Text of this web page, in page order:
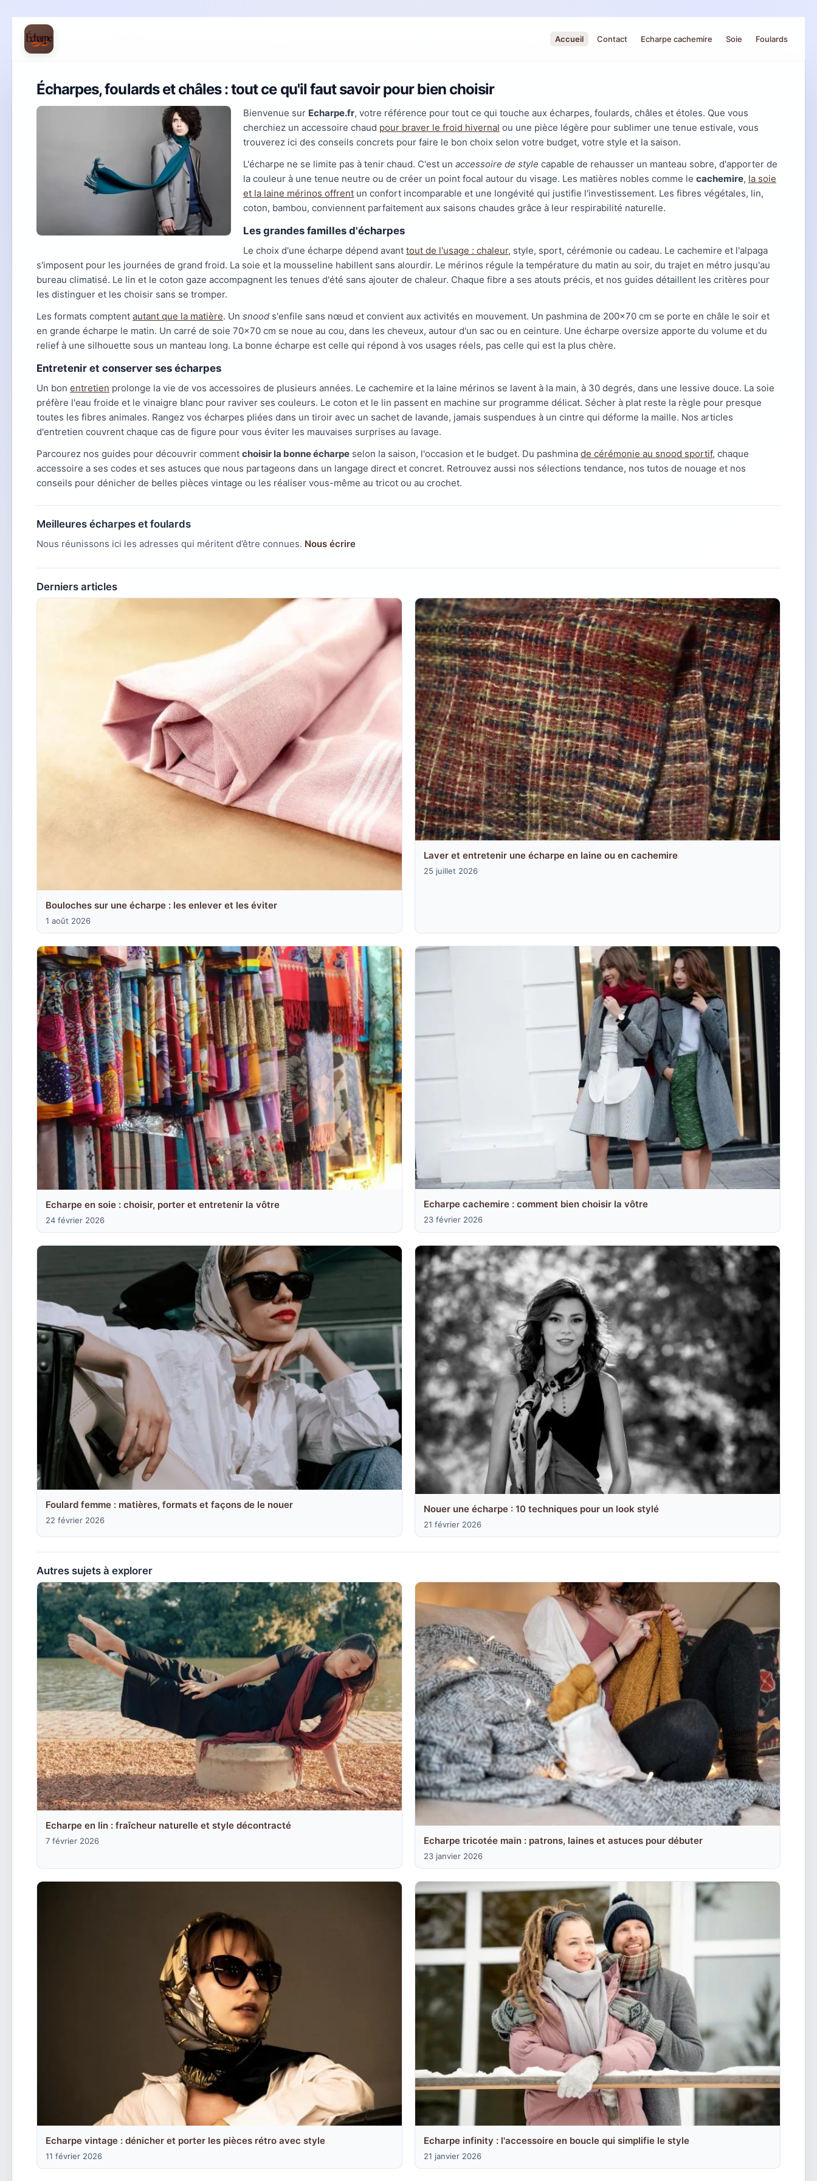
Accueil Contact Echarpe cachemire Soie Foulards
Écharpes, foulards et châles : tout ce qu'il faut savoir pour bien choisir
Bienvenue sur Echarpe.fr, votre référence pour tout ce qui touche aux écharpes, foulards, châles et étoles. Que vous
cherchiez un accessoire chaud pour braver le froid hivernal ou une pièce légère pour sublimer une tenue estivale, vous
trouverez ici des conseils concrets pour faire le bon choix selon votre budget, votre style et la saison.
L'écharpe ne se limite pas à tenir chaud. C'est un accessoire de style capable de rehausser un manteau sobre, d'apporter de
la couleur à une tenue neutre ou de créer un point focal autour du visage. Les matières nobles comme le cachemire, la soie
et la laine mérinos offrent un confort incomparable et une longévité qui justifie l'investissement. Les fibres végétales, lin,
coton, bambou, conviennent parfaitement aux saisons chaudes grâce à leur respirabilité naturelle.
Les grandes familles d'écharpes
Le choix d'une écharpe dépend avant tout de l'usage : chaleur, style, sport, cérémonie ou cadeau. Le cachemire et l'alpaga
s'imposent pour les journées de grand froid. La soie et la mousseline habillent sans alourdir. Le mérinos régule la température du matin au soir, du trajet en métro jusqu'au
bureau climatisé. Le lin et le coton gaze accompagnent les tenues d'été sans ajouter de chaleur. Chaque fibre a ses atouts précis, et nos guides détaillent les critères pour
les distinguer et les choisir sans se tromper.
Les formats comptent autant que la matière. Un snood s'enfile sans nœud et convient aux activités en mouvement. Un pashmina de 200x70 cm se porte en châle le soir et
en grande écharpe le matin. Un carré de soie 70x70 cm se noue au cou, dans les cheveux, autour d'un sac ou en ceinture. Une écharpe oversize apporte du volume et du
relief à une silhouette sous un manteau long. La bonne écharpe est celle qui répond à vos usages réels, pas celle qui est la plus chère.
Entretenir et conserver ses écharpes
Un bon entretien prolonge la vie de vos accessoires de plusieurs années. Le cachemire et la laine mérinos se lavent à la main, à 30 degrés, dans une lessive douce. La soie
préfère l'eau froide et le vinaigre blanc pour raviver ses couleurs. Le coton et le lin passent en machine sur programme délicat. Sécher à plat reste la règle pour presque
toutes les fibres animales. Rangez vos écharpes pliées dans un tiroir avec un sachet de lavande, jamais suspendues à un cintre qui déforme la maille. Nos articles
d'entretien couvrent chaque cas de figure pour vous éviter les mauvaises surprises au lavage.
Parcourez nos guides pour découvrir comment choisir la bonne écharpe selon la saison, l'occasion et le budget. Du pashmina de cérémonie au snood sportif, chaque
accessoire a ses codes et ses astuces que nous partageons dans un langage direct et concret. Retrouvez aussi nos sélections tendance, nos tutos de nouage et nos
conseils pour dénicher de belles pièces vintage ou les réaliser vous-même au tricot ou au crochet.
Meilleures écharpes et foulards
Nous réunissons ici les adresses qui méritent d’être connues. Nous écrire
Derniers articles
Bouloches sur une écharpe : les enlever et les éviter
1 août 2026
Laver et entretenir une écharpe en laine ou en cachemire
25 juillet 2026
Echarpe en soie : choisir, porter et entretenir la vôtre
24 février 2026
Echarpe cachemire : comment bien choisir la vôtre
23 février 2026
Foulard femme : matières, formats et façons de le nouer
22 février 2026
Nouer une écharpe : 10 techniques pour un look stylé
21 février 2026
Autres sujets à explorer
Echarpe en lin : fraîcheur naturelle et style décontracté
7 février 2026 Echarpe tricotée main : patrons, laines et astuces pour débuter
23 janvier 2026
Echarpe vintage : dénicher et porter les pièces rétro avec style
11 février 2026
Echarpe infinity : l'accessoire en boucle qui simplifie le style
21 janvier 2026